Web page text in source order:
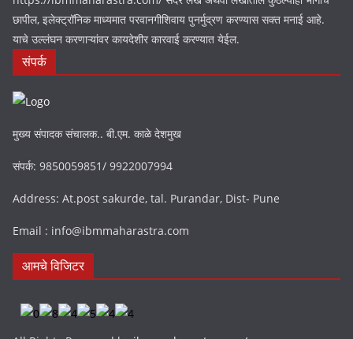
छापील, इलेक्ट्रॉनिक माध्यमात परवानगीशिवाय पुनर्मुद्रण करण्यास सक्त मनाई आहे.
याचे उल्लंघन करणाऱ्यांवर कायदेशीर कारवाई करण्यात येईल.
संपर्क
मुख्य संपादक संचालक.. बी.एम. काळे देशमुख
संपर्क: 9850059851/ 9922007994
Address: At.post sakurde, tal. Purandar, Dist- Pune
Email : info@ibmmaharastra.com
आमचे विजिटर